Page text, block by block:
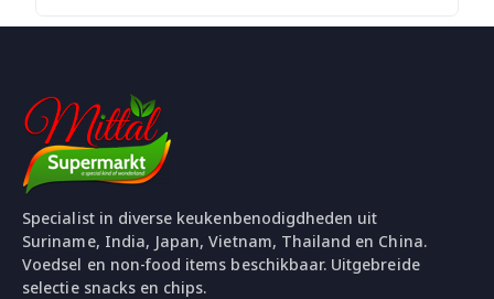
Specialist in diverse keukenbenodigdheden uit
Suriname, India, Japan, Vietnam, Thailand en China.
Voedsel en non-food items beschikbaar. Uitgebreide
selectie snacks en chips.